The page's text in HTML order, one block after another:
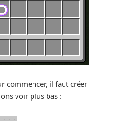
commencer, il faut créer
voir plus bas :